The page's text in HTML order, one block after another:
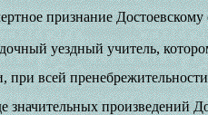
признание
уездный учитель,
при всей
значительных произведений